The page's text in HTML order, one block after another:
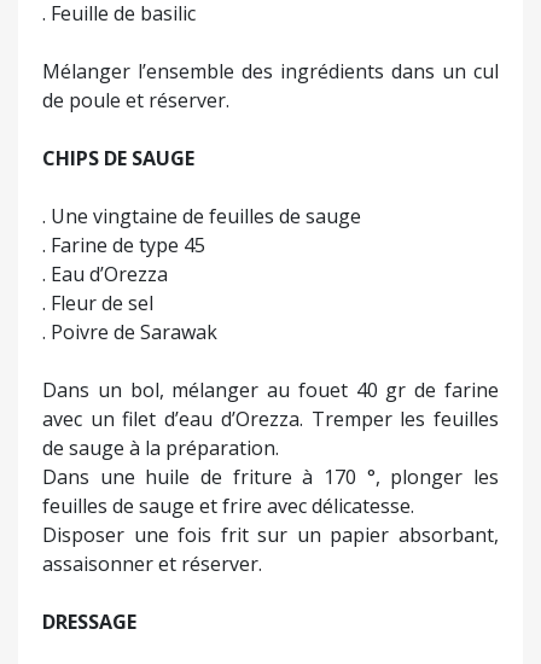
. Feuille de basilic
Mélanger l’ensemble des ingrédients dans un cul
de poule et réserver.
CHIPS DE SAUGE
. Une vingtaine de feuilles de sauge
. Farine de type 45
. Eau d’Orezza
. Fleur de sel
. Poivre de Sarawak
Dans un bol, mélanger au fouet 40 gr de farine
avec un filet d’eau d’Orezza. Tremper les feuilles
de sauge à la préparation.
Dans une huile de friture à 170 °, plonger les
feuilles de sauge et frire avec délicatesse.
Disposer une fois frit sur un papier absorbant,
assaisonner et réserver.
DRESSAGE